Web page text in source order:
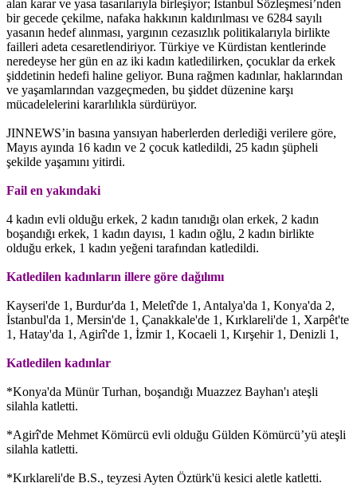
alan karar ve yasa tasarılarıyla birleşiyor; İstanbul Sözleşmesi’nden
bir gecede çekilme, nafaka hakkının kaldırılması ve 6284 sayılı
yasanın hedef alınması, yargının cezasızlık politikalarıyla birlikte
failleri adeta cesaretlendiriyor. Türkiye ve Kürdistan kentlerinde
neredeyse her gün en az iki kadın katledilirken, çocuklar da erkek
şiddetinin hedefi haline geliyor. Buna rağmen kadınlar, haklarından
ve yaşamlarından vazgeçmeden, bu şiddet düzenine karşı
mücadelelerini kararlılıkla sürdürüyor.
JINNEWS’in basına yansıyan haberlerden derlediği verilere göre,
Mayıs ayında 16 kadın ve 2 çocuk katledildi, 25 kadın şüpheli
şekilde yaşamını yitirdi.
Fail en yakındaki
4 kadın evli olduğu erkek, 2 kadın tanıdığı olan erkek, 2 kadın
boşandığı erkek, 1 kadın dayısı, 1 kadın oğlu, 2 kadın birlikte
olduğu erkek, 1 kadın yeğeni tarafından katledildi.
Katledilen kadınların illere göre dağılımı
Kayseri'de 1, Burdur'da 1, Meletî'de 1, Antalya'da 1, Konya'da 2,
İstanbul'da 1, Mersin'de 1, Çanakkale'de 1, Kırklareli'de 1, Xarpêt'te
1, Hatay'da 1, Agirî'de 1, İzmir 1, Kocaeli 1, Kırşehir 1, Denizli 1,
Katledilen kadınlar
*Konya'da Münür Turhan, boşandığı Muazzez Bayhan'ı ateşli
silahla katletti.
*Agirî'de Mehmet Kömürcü evli olduğu Gülden Kömürcü’yü ateşli
silahla katletti.
*Kırklareli'de B.S., teyzesi Ayten Öztürk'ü kesici aletle katletti.